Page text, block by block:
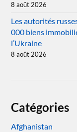
8 août 2026
Les autorités
000 biens
l’Ukraine
8 août 2026
Catégories
Afghanistan